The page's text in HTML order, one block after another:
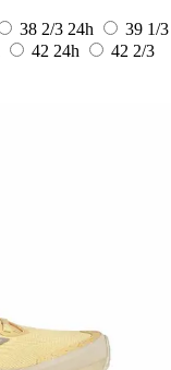
38 2/3 24h
39 1/3
42 24h
42 2/3